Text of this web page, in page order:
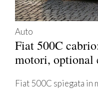
Auto
Fiat 500C
motori, optional
Fiat 500C spiegata in